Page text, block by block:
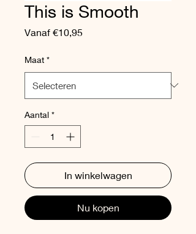
This is Smooth
Vanaf €10,95Verkoopprijs
Maat *
Aantal *
In winkelwagen
Nu kopen